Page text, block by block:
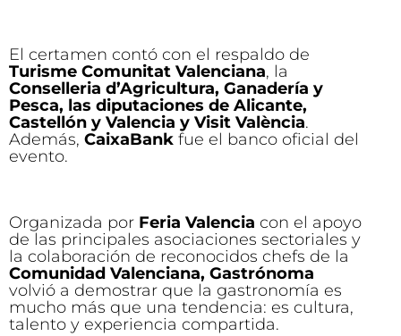
El certamen contó con el respaldo de
Turisme Comunitat Valenciana, la
Conselleria d’Agricultura, Ganadería y
Pesca, las diputaciones de Alicante,
Castellón y Valencia y Visit València.
Además, CaixaBank fue el banco oficial del
evento.
Organizada por Feria Valencia con el apoyo
de las principales asociaciones sectoriales y
la colaboración de reconocidos chefs de la
Comunidad Valenciana, Gastrónoma
volvió a demostrar que la gastronomía es
mucho más que una tendencia: es cultura,
talento y experiencia compartida.